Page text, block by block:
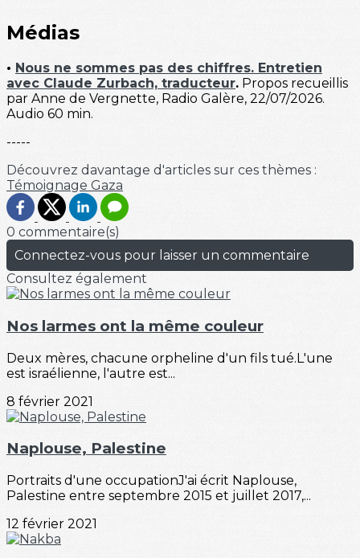
Médias
• Nous ne sommes pas des chiffres. Entretien
avec Claude Zurbach, traducteur. Propos recueillis
par Anne de Vergnette, Radio Galère, 22/07/2026.
Audio 60 min.
-----
Découvrez davantage d'articles sur ces thèmes :
Témoignage Gaza
0 commentaire(s)
Connectez-vous pour laisser un commentaire
Consultez également
Nos larmes ont la même couleur
Deux mères, chacune orpheline d'un fils tué.L'une
est israélienne, l'autre est...
8 février 2021
Naplouse, Palestine
Portraits d'une occupationJ'ai écrit Naplouse,
Palestine entre septembre 2015 et juillet 2017,...
12 février 2021